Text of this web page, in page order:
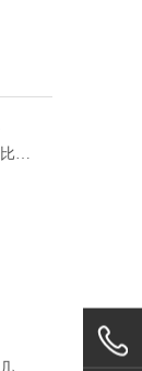
薄膜电容、陶瓷电容和电解电容器对比及注意事项